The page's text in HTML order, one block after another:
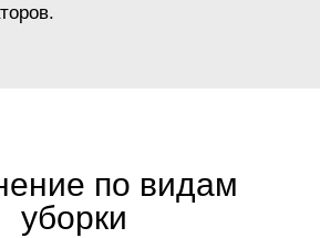
по видам
уборки